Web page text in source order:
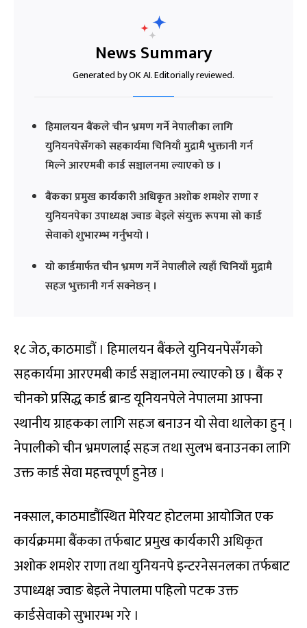
News Summary
Generated by OK AI. Editorially reviewed.
हिमालयन बैंकले चीन भ्रमण गर्ने नेपालीका लागि
युनियनपेसँगको सहकार्यमा चिनियाँ मुद्रामै भुक्तानी गर्न
मिल्ने आरएमबी कार्ड सञ्चालनमा ल्याएको छ ।
बैंकका प्रमुख कार्यकारी अधिकृत अशोक शमशेर राणा र
युनियनपेका उपाध्यक्ष ज्वाङ बेइले संयुक्त रूपमा सो कार्ड
सेवाको शुभारम्भ गर्नुभयो ।
यो कार्डमार्फत चीन भ्रमण गर्ने नेपालीले त्यहाँ चिनियाँ मुद्रामै
सहज भुक्तानी गर्न सक्नेछन् ।
१८ जेठ, काठमाडौं । हिमालयन बैंकले युनियनपेसँगको
सहकार्यमा आरएमबी कार्ड सञ्चालनमा ल्याएको छ । बैंक र
चीनको प्रसिद्ध कार्ड ब्रान्ड यूनियनपेले नेपालमा आफ्ना
स्थानीय ग्राहकका लागि सहज बनाउन यो सेवा थालेका हुन् ।
नेपालीको चीन भ्रमणलाई सहज तथा सुलभ बनाउनका लागि
उक्त कार्ड सेवा महत्त्वपूर्ण हुनेछ ।
नक्साल, काठमाडौंस्थित मेरियट होटलमा आयोजित एक
कार्यक्रममा बैंकका तर्फबाट प्रमुख कार्यकारी अधिकृत
अशोक शमशेर राणा तथा युनियनपे इन्टरनेसनलका तर्फबाट
उपाध्यक्ष ज्वाङ बेइले नेपालमा पहिलो पटक उक्त
कार्डसेवाको सुभारम्भ गरे ।